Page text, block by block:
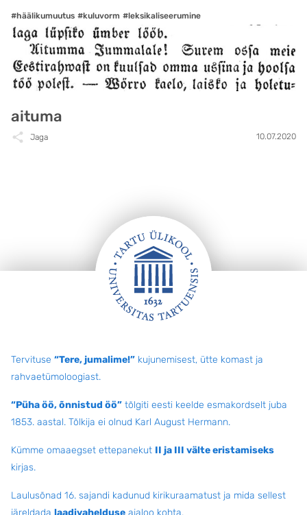
#häälikumuutus #kuluvorm #leksikaliseerumine
aituma
Jaga 10.07.2020
Tervituse “Tere, jumalime!” kujunemisest, ütte komast ja
rahvaetümoloogiast.
“Püha öö, õnnistud öö” tõlgiti eesti keelde esmakordselt juba
1853. aastal. Tõlkija ei olnud Karl August Hermann.
Kümme omaaegset ettepanekut II ja III välte eristamiseks
kirjas.
Laulusõnad 16. sajandi kadunud kirikuraamatust ja mida sellest
järeldada laadivahelduse ajaloo kohta.